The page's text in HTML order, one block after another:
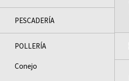
PESCADERÍ­A
POLLERÍA
Conejo